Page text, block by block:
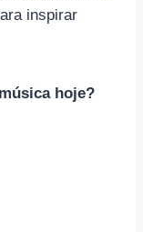
inspirar
hoje?